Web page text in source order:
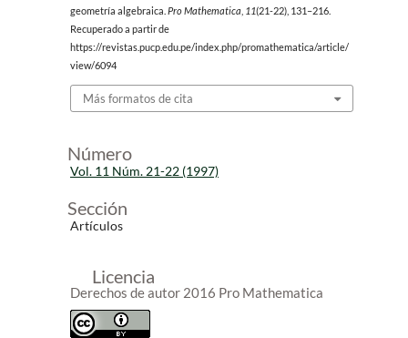
geometría algebraica. Pro Mathematica 11(21-22), 131–216.
Recuperado a partir de
https://revistas.pucp.edu.pe/index.php/promathematica/article/
view/6094
Más formatos de cita
Número
Vol. 11 Núm. 21-22 (1997)
Sección
Artículos
Licencia
Derechos de autor 2016 Pro Mathematica